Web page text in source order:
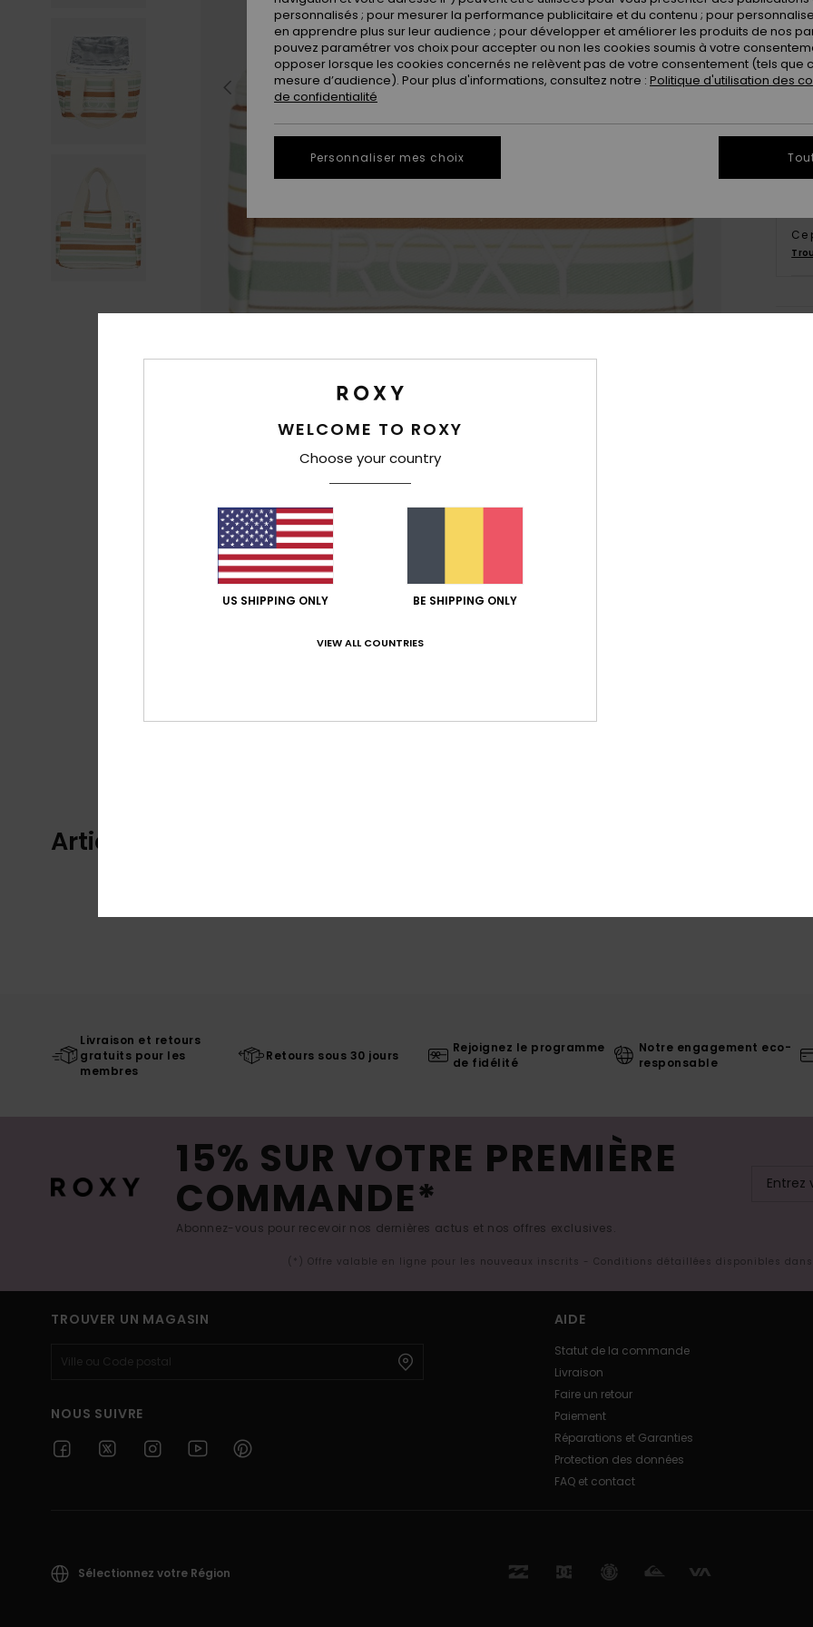
Ce
Articles vus récemment
Livraison et retours
gratuits pour les
membres
Retours sous 30 jours
Rejoignez le programme
de fidélité
Notre engagement eco-
responsable
15% SUR VOTRE PREMIÈRE
COMMANDE*
Abonnez-vous pour recevoir nos dernières actus et nos offres exclusives.
(*) Offre valable en ligne pour les nouveaux inscrits - Conditions détaillées disponibles
TROUVER UN MAGASIN
NOUS SUIVRE
AIDE
Statut de la commande
Livraison
Faire un retour
Paiement
Réparations et Garanties
Protection des données
FAQ et contact
Sélectionnez votre Région
WELCOME TO ROXY
Choose your country
US SHIPPING ONLY BE SHIPPING ONLY
VIEW ALL COUNTRIES
personnalisés ; pour mesurer la performance publicitaire et du contenu ; pour
en apprendre plus sur leur audience ; pour développer et améliorer les produits de nos
pouvez paramétrer vos choix pour accepter ou non les cookies soumis à votre
opposer lorsque les cookies concernés ne relèvent pas de votre consentement (tels que
mesure d’audience). Pour plus d'informations, consultez notre : Politique d'utilisation des
de confidentialité
Personnaliser mes choix